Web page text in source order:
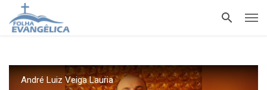
André Luiz Veiga Lauria